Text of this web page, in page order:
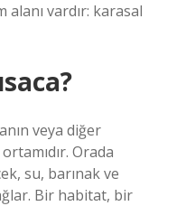
vardır: karasal
veya diğer
Orada
su, barınak ve
Bir habitat, bir